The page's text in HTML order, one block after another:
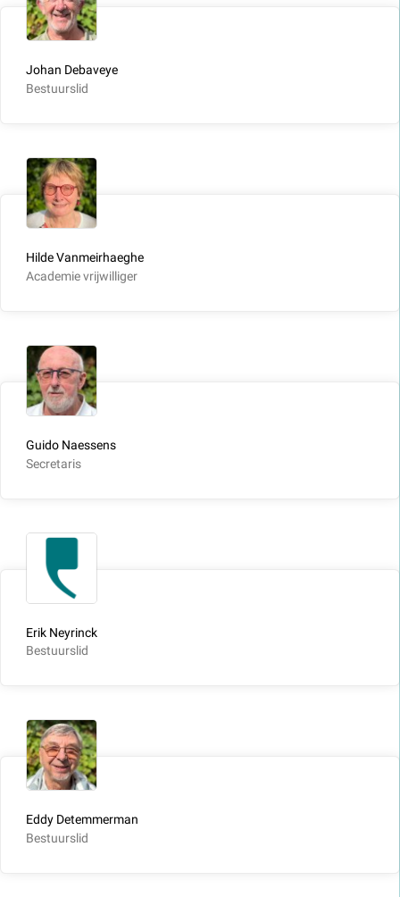
Johan Debaveye
Bestuurslid
Hilde Vanmeirhaeghe
Academie vrijwilliger
Guido Naessens
Secretaris
Erik Neyrinck
Bestuurslid
Eddy Detemmerman
Bestuurslid